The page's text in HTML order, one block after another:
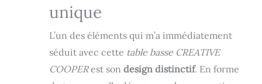
de 90 litres et à sa
finition solide, elle
s'intègre
parfaitement dans
unique
L’un des éléments qui m’a immédiatement
séduit avec cette table basse CREATIVE
COOPERest son design distinctif. En forme